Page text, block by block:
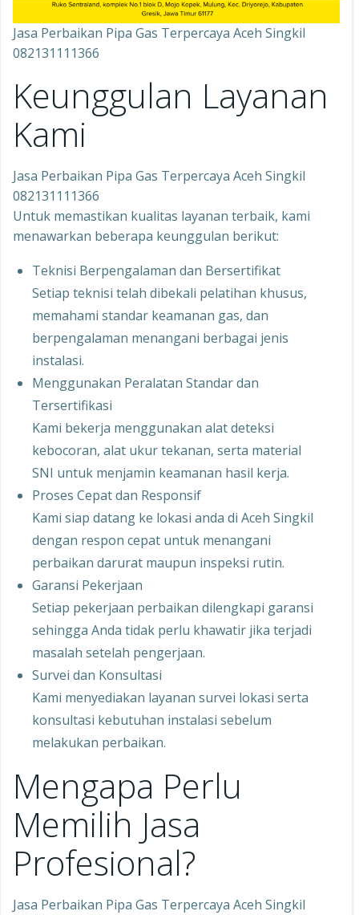
Jasa Perbaikan Pipa Gas Terpercaya Aceh Singkil
082131111366
Keunggulan Layanan
Kami
Jasa Perbaikan Pipa Gas Terpercaya Aceh Singkil
082131111366
Untuk memastikan kualitas layanan terbaik, kami
menawarkan beberapa keunggulan berikut:
Teknisi Berpengalaman dan Bersertifikat
Setiap teknisi telah dibekali pelatihan khusus,
memahami standar keamanan gas, dan
berpengalaman menangani berbagai jenis
instalasi.
Menggunakan Peralatan Standar dan
Tersertifikasi
Kami bekerja menggunakan alat deteksi
kebocoran, alat ukur tekanan, serta material
SNI untuk menjamin keamanan hasil kerja.
Proses Cepat dan Responsif
Kami siap datang ke lokasi anda di Aceh Singkil
dengan respon cepat untuk menangani
perbaikan darurat maupun inspeksi rutin.
Garansi Pekerjaan
Setiap pekerjaan perbaikan dilengkapi garansi
sehingga Anda tidak perlu khawatir jika terjadi
masalah setelah pengerjaan.
Survei dan Konsultasi
Kami menyediakan layanan survei lokasi serta
konsultasi kebutuhan instalasi sebelum
melakukan perbaikan.
Mengapa Perlu
Memilih Jasa
Profesional?
Jasa Perbaikan Pipa Gas Terpercaya Aceh Singkil